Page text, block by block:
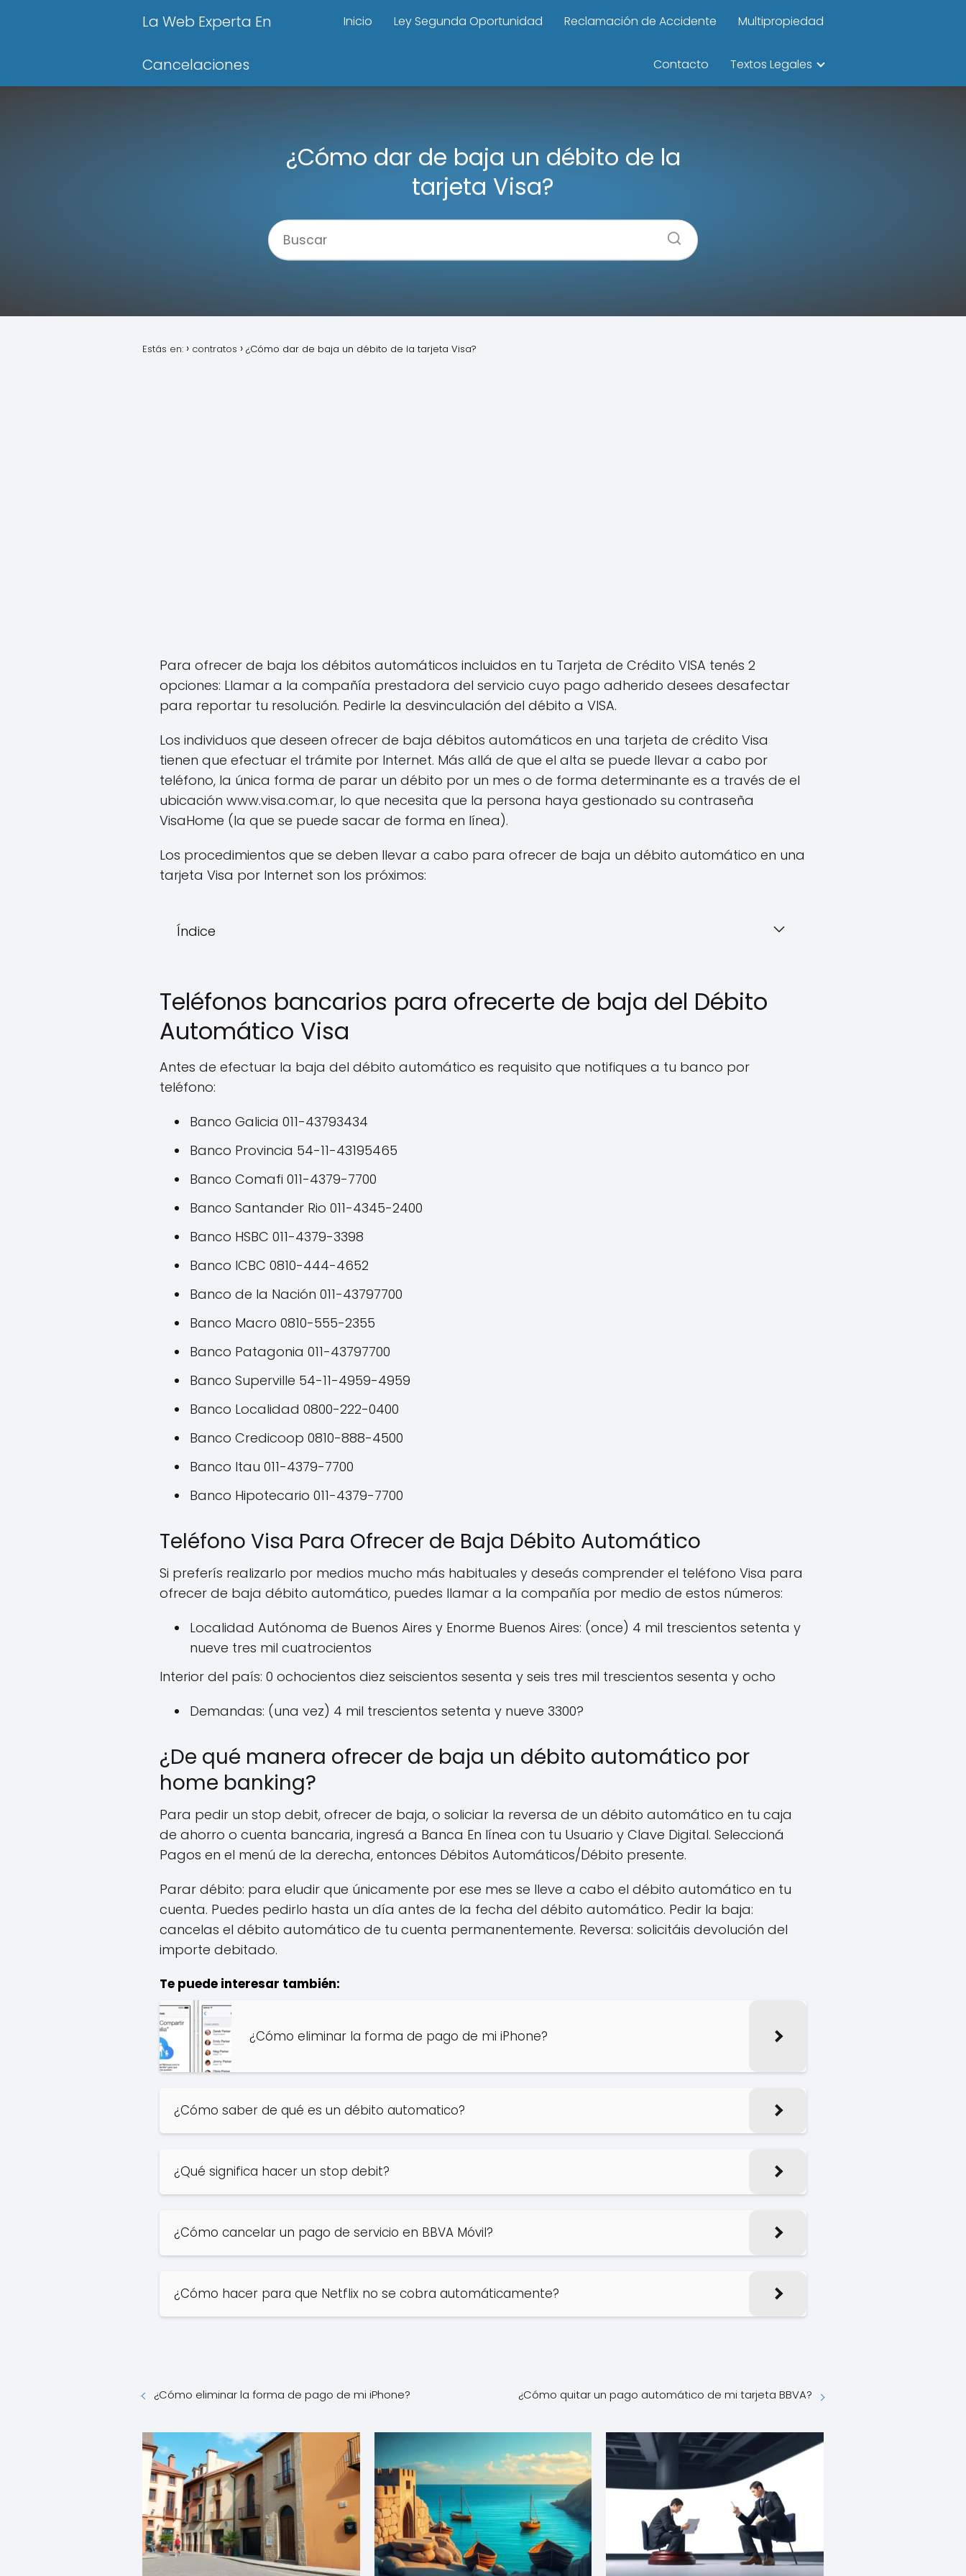
La Web Experta En
Cancelaciones
Inicio Ley Segunda Oportunidad Reclamación de Accidente Multipropiedad
Contacto Textos Legales
¿Cómo dar de baja un débito de la
tarjeta Visa?
Estás en: contratos ¿Cómo dar de baja un débito de la tarjeta Visa?
Para ofrecer de baja los débitos automáticos incluidos en tu Tarjeta de Crédito VISA tenés 2
opciones: Llamar a la compañía prestadora del servicio cuyo pago adherido desees desafectar
para reportar tu resolución. Pedirle la desvinculación del débito a VISA.
Los individuos que deseen ofrecer de baja débitos automáticos en una tarjeta de crédito Visa
tienen que efectuar el trámite por Internet. Más allá de que el alta se puede llevar a cabo por
teléfono, la única forma de parar un débito por un mes o de forma determinante es a través de el
ubicación www.visa.com.ar, lo que necesita que la persona haya gestionado su contraseña
VisaHome (la que se puede sacar de forma en línea).
Los procedimientos que se deben llevar a cabo para ofrecer de baja un débito automático en una
tarjeta Visa por Internet son los próximos:
Índice
Teléfonos bancarios para ofrecerte de baja del Débito
Automático Visa
Antes de efectuar la baja del débito automático es requisito que notifiques a tu banco por
teléfono:
Banco Galicia 011-43793434
Banco Provincia 54-11-43195465
Banco Comafi 011-4379-7700
Banco Santander Rio 011-4345-2400
Banco HSBC 011-4379-3398
Banco ICBC 0810-444-4652
Banco de la Nación 011-43797700
Banco Macro 0810-555-2355
Banco Patagonia 011-43797700
Banco Superville 54-11-4959-4959
Banco Localidad 0800-222-0400
Banco Credicoop 0810-888-4500
Banco Itau 011-4379-7700
Banco Hipotecario 011-4379-7700
Teléfono Visa Para Ofrecer de Baja Débito Automático
Si preferís realizarlo por medios mucho más habituales y deseás comprender el teléfono Visa para
ofrecer de baja débito automático, puedes llamar a la compañía por medio de estos números:
Localidad Autónoma de Buenos Aires y Enorme Buenos Aires: (once) 4 mil trescientos setenta y
nueve tres mil cuatrocientos
Interior del país: 0 ochocientos diez seiscientos sesenta y seis tres mil trescientos sesenta y ocho
Demandas: (una vez) 4 mil trescientos setenta y nueve 3300?
¿De qué manera ofrecer de baja un débito automático por
home banking?
Para pedir un stop debit, ofrecer de baja, o soliciar la reversa de un débito automático en tu caja
de ahorro o cuenta bancaria, ingresá a Banca En línea con tu Usuario y Clave Digital. Seleccioná
Pagos en el menú de la derecha, entonces Débitos Automáticos/Débito presente.
Parar débito: para eludir que únicamente por ese mes se lleve a cabo el débito automático en tu
cuenta. Puedes pedirlo hasta un día antes de la fecha del débito automático. Pedir la baja:
cancelas el débito automático de tu cuenta permanentemente. Reversa: solicitáis devolución del
importe debitado.
Te puede interesar también:
¿Cómo eliminar la forma de pago de mi iPhone?
¿Cómo saber de qué es un débito automatico?
¿Qué significa hacer un stop debit?
¿Cómo cancelar un pago de servicio en BBVA Móvil?
¿Cómo hacer para que Netflix no se cobra automáticamente?
¿Cómo eliminar la forma de pago de mi iPhone? ¿Cómo quitar un pago automático de mi tarjeta BBVA?